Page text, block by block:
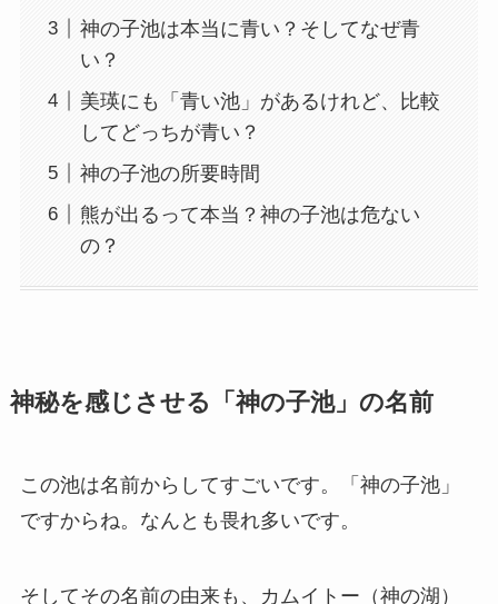
神の子池は本当に青い？そしてなぜ青
い？
美瑛にも「青い池」があるけれど、比較
してどっちが青い？
神の子池の所要時間
熊が出るって本当？神の子池は危ない
の？
神秘を感じさせる「神の子池」の名前
この池は名前からしてすごいです。「神の子池」
ですからね。なんとも畏れ多いです。
そしてその名前の由来も、カムイトー（神の湖）